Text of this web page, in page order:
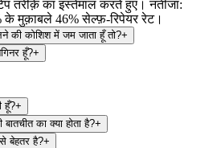
तरीक़े का इस्तेमाल करते हुए। नतीजा:
के मुक़ाबले 46% सेल्फ़-रिपेयर रेट।
की कोशिश में जम जाता हूँ तो?+
हूँ?+
हूँ?+
का क्या होता है?+
बेहतर है?+